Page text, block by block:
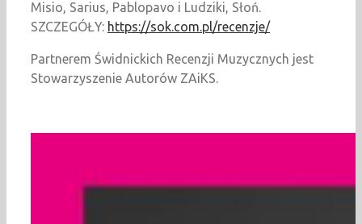
Misio, Sarius, Pablopavo i Ludziki, Słoń.
SZCZEGÓŁY: https://sok.com.pl/recenzje/
Partnerem Świdnickich Recenzji Muzycznych jest
Stowarzyszenie Autorów ZAiKS.